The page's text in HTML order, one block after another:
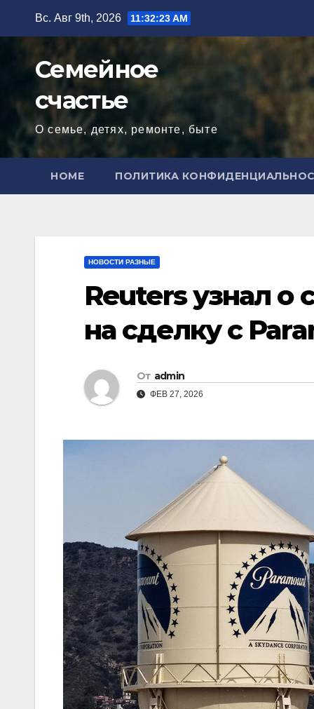
содержимому
Вс. Авг 9th, 2026 11:32:25 AM
Семейное
счастье
О семье, детях, ремонте, быте
HOME ПОЛИТИКА
НОВОСТИ РАЗНЫЕ
Reuters узнал о
на сделку с
От admin
ФЕВ 27, 2026